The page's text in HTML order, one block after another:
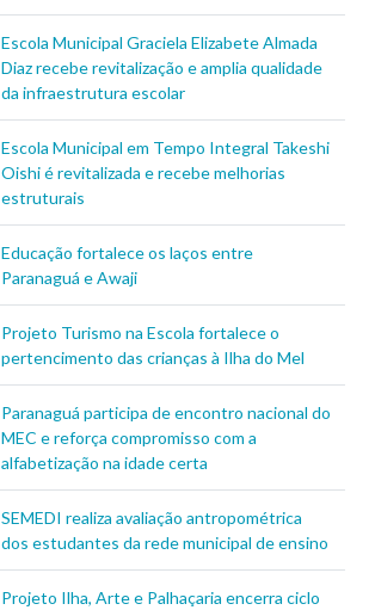
Escola Municipal Graciela Elizabete Almada
Diaz recebe revitalização e amplia qualidade
da infraestrutura escolar
Escola Municipal em Tempo Integral Takeshi
Oishi é revitalizada e recebe melhorias
estruturais
Educação fortalece os laços entre
Paranaguá e Awaji
Projeto Turismo na Escola fortalece o
pertencimento das crianças à Ilha do Mel
Paranaguá participa de encontro nacional do
MEC e reforça compromisso com a
alfabetização na idade certa
SEMEDI realiza avaliação antropométrica
dos estudantes da rede municipal de ensino
Projeto Ilha, Arte e Palhaçaria encerra ciclo